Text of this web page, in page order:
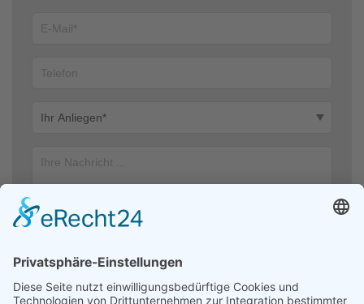
Beantwortung meiner Anfrage erhoben und verarbeitet werden. Die
Daten werden nach abgeschlossener Bearbeitung Ihrer Anfrage
gelöscht. Hinweis: Sie können Ihre Einwilligung jederzeit für die